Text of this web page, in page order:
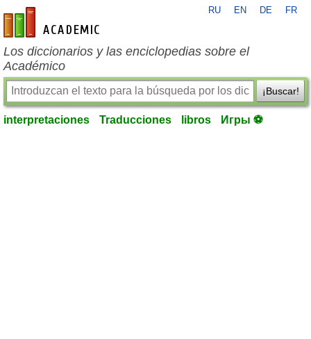
es-academic.com
RU EN DE FR
Los diccionarios y las enciclopedias sobre el
Académico
¡Buscar!
interpretaciones Traducciones libros Игры ⚽